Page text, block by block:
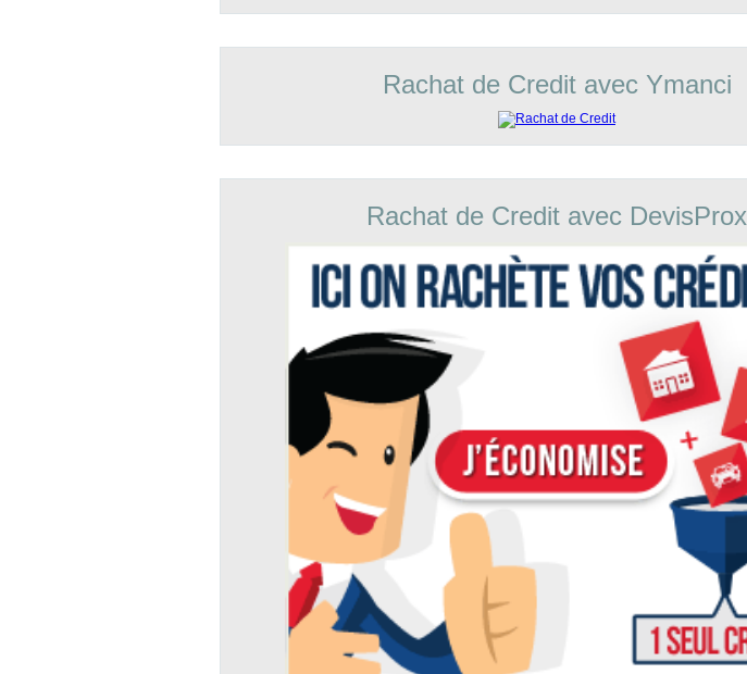
Rachat de Credit avec Ymanci
Rachat de Credit avec DevisProx